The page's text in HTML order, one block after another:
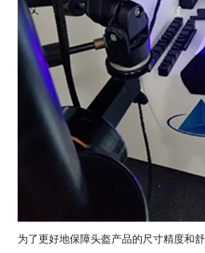
为了更好地保障头盔产品的尺寸精度和